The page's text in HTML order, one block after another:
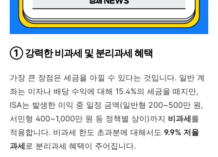
① 강력한 비과세 및 분리과세 혜택
가장 큰 장점은 세금을 아낄 수 있다는 것입니다. 일반 계
좌는 이자나 배당 수익에 대해 15.4%의 세금을 떼지만,
ISA는 발생한 이익 중 일정 금액(일반형 200~500만 원,
서민형 400~1,000만 원 등 정책별 상이)까지 비과세를
적용합니다. 비과세 한도 초과분에 대해서도 9.9% 저율
과세로 분리과세 혜택이 주어집니다.